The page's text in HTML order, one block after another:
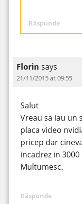
Răspunde
Florin says
21/11/2015 at 09:55
Salut
Vreau sa iau un
placa video
pricep dar
incadrez in 3000
Multumesc.
Răspunde